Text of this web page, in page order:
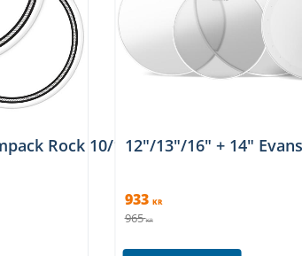
Rock 10/12/16"12"/13"/16" + 14"
933 KR
965 KR